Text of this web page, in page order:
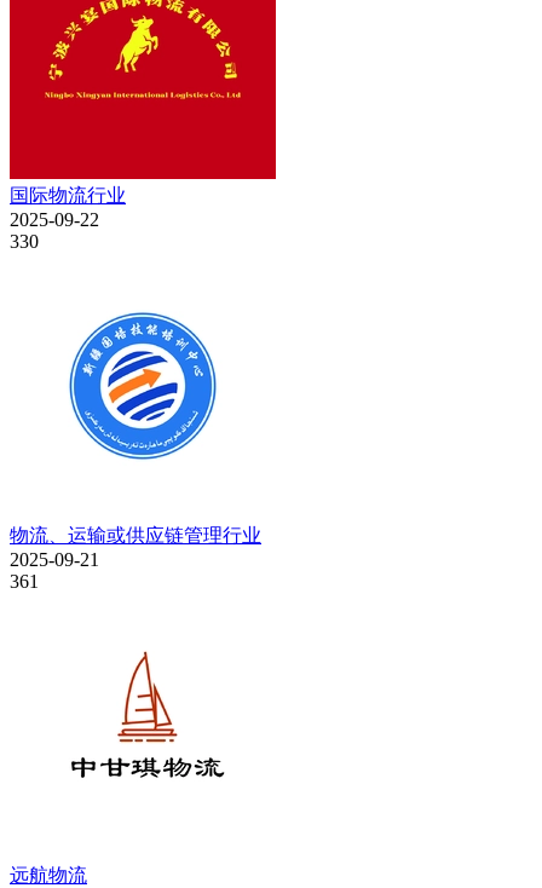
国际物流行业
2025-09-22
330
物流、运输或供应链管理行业
2025-09-21
361
远航物流